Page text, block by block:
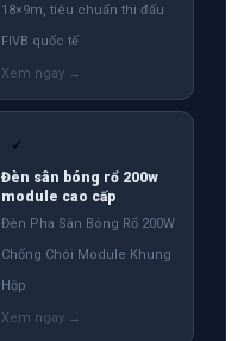
18×9m, tiêu chuẩn thi đấu
FIVB quốc tế
✓
Đèn sân bóng rổ 200w
module cao cấp
Đèn Pha Sân Bóng Rổ 200W
Chống Chói Module Khung
Hộp